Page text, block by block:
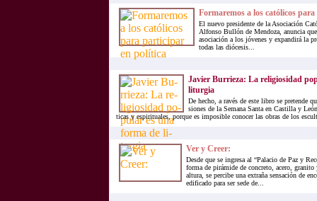
Formaremos a los católicos
El nuevo presidente de la Asociación
Alfonso Bullón de Mendoza, anuncia
asociación a los jóvenes y expandirá la
todas las diócesis...
Ja­vier Bu­rrie­za: La re­li­gio­si­dad
li­tur­gia
De he­cho, a ra­vés de este li­bro se pre­ten­de
sio­nes de la Se­ma­na San­ta en Cas­ti­lla y
ti­cas y es­pi­ri­tua­les, por­que es im­po­si­ble co­no­cer las obras de los
Ver y Creer:
Desde que se ingresa al “Palacio de Paz y
forma de pirámide de concreto, acero,
altura, se percibe una extraña sensación de
edificado para ser sede de...